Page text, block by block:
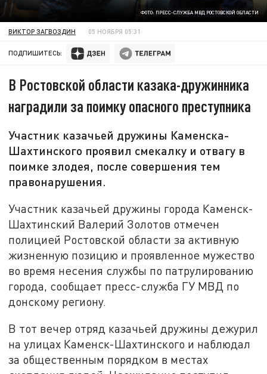
ФОТО: ПРЕСС-СЛУЖБА МВД РОСТОВСКОЙ ОБЛАСТИ
ВИКТОР ЗАГВОЗДИН 05 НОЯБРЯ 05:31
ПОДПИШИТЕСЬ:
В Ростовской области казака-дружинника
наградили за поимку опасного преступника
Участник казачьей дружины Каменска-
Шахтинского проявил смекалку и отвагу в
поимке злодея, после совершения тем
правонарушения.
Участник казачьей дружины города Каменск-
Шахтинский Валерий Золотов отмечен
полицией Ростовской области за активную
жизненную позицию и проявленное мужество
во время несения службы по патрулированию
города, сообщает пресс-служба ГУ МВД по
донскому региону.
В тот вечер отряд казачьей дружины дежурил
на улицах Каменск-Шахтинского и наблюдал
за общественным порядком в местах